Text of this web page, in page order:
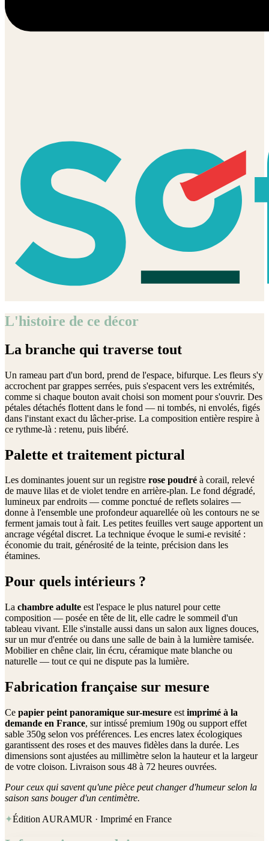
L'histoire de ce décor
La branche qui traverse tout
Un rameau part d'un bord, prend de l'espace, bifurque. Les fleurs s'y
accrochent par grappes serrées, puis s'espacent vers les extrémités,
comme si chaque bouton avait choisi son moment pour s'ouvrir. Des
pétales détachés flottent dans le fond — ni tombés, ni envolés, figés
dans l'instant exact du lâcher-prise. La composition entière respire à
ce rythme-là : retenu, puis libéré.
Palette et traitement pictural
Les dominantes jouent sur un registre rose poudré à corail, relevé
de mauve lilas et de violet tendre en arrière-plan. Le fond dégradé,
lumineux par endroits — comme ponctué de reflets solaires —
donne à l'ensemble une profondeur aquarellée où les contours ne se
ferment jamais tout à fait. Les petites feuilles vert sauge apportent un
ancrage végétal discret. La technique évoque le sumi-e revisité :
économie du trait, générosité de la teinte, précision dans les
étamines.
Pour quels intérieurs ?
La chambre adulte est l'espace le plus naturel pour cette
composition — posée en tête de lit, elle cadre le sommeil d'un
tableau vivant. Elle s'installe aussi dans un salon aux lignes douces,
sur un mur d'entrée ou dans une salle de bain à la lumière tamisée.
Mobilier en chêne clair, lin écru, céramique mate blanche ou
naturelle — tout ce qui ne dispute pas la lumière.
Fabrication française sur mesure
Ce papier peint panoramique sur-mesure est imprimé à la
demande en France, sur intissé premium 190g ou support effet
sable 350g selon vos préférences. Les encres latex écologiques
garantissent des roses et des mauves fidèles dans la durée. Les
dimensions sont ajustées au millimètre selon la hauteur et la largeur
de votre cloison. Livraison sous 48 à 72 heures ouvrées.
Pour ceux qui savent qu'une pièce peut changer d'humeur selon la
saison sans bouger d'un centimètre.
✦Édition AURAMUR · Imprimé en France